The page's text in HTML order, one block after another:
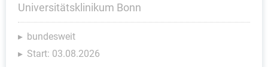
Universitätsklinikum Bonn
bundesweit
Start: 03.08.2026